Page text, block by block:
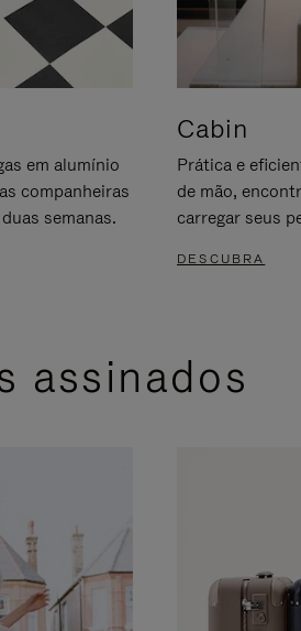
em alumínio
companheiras
semanas.
Cabin
Prática e
de mão,
carregar seus
DESCUBRA
assinados